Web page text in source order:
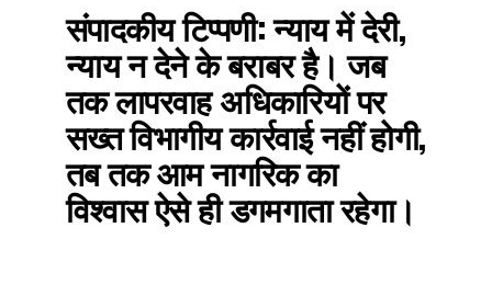
संपादकीय टिप्पणी:न्याय में देरी,
न्याय न देने के बराबर है। जब
तक लापरवाह अधिकारियों पर
सख्त विभागीय कार्रवाई नहीं होगी,
तब तक आम नागरिक का
विश्वास ऐसे ही डगमगाता रहेगा।